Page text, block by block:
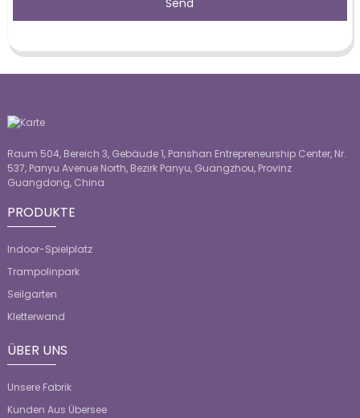
Send
Raum 504, Bereich 3, Gebäude 1, Panshan Entrepreneurship Center, Nr.
537, Panyu Avenue North, Bezirk Panyu, Guangzhou, Provinz
Guangdong, China
PRODUKTE
Indoor-Spielplatz
Trampolinpark
Seilgarten
Kletterwand
ÜBER UNS
Unsere Fabrik
Kunden Aus Übersee